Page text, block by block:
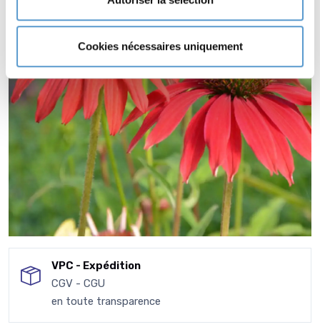
Cookies nécessaires uniquement
VPC - Expédition
CGV - CGU
en toute transparence